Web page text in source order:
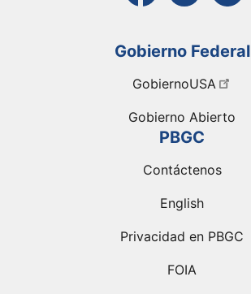
Gobierno Federal
GobiernoUSA
Gobierno Abierto
PBGC
Contáctenos
English
Privacidad en PBGC
FOIA